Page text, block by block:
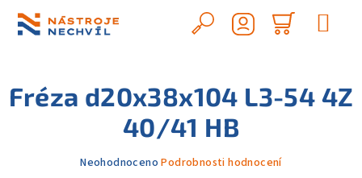
obsah
Hledat
košík
Fréza d20x38x104 L3-54 4Z
40/41 HB
Průměrné
Neohodnoceno Podrobnosti hodnocení